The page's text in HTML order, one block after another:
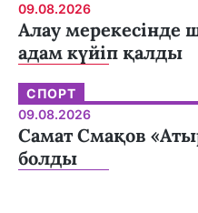
09.08.2026
Алау мерекесінде
адам күйіп қалды
СПОРТ
09.08.2026
Самат Смақов
болды